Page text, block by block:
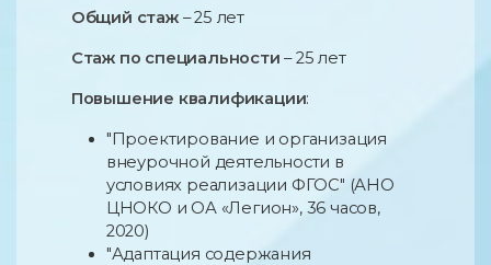
Общий стаж– 25 лет
Стаж по специальности – 25 лет
Повышение квалификации:
"Проектирование и организация
внеурочной деятельности в
условиях реализации ФГОС" (АНО
ЦНОКО и ОА «Легион», 36 часов,
2020)
"Адаптация содержания